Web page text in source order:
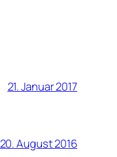
21. Januar 2017
20. August 2016